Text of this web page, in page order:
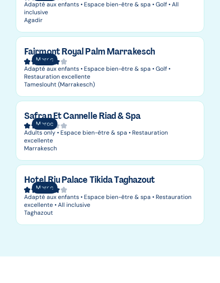
Adapté aux enfants • Espace bien-être & spa • Golf • All
inclusive
Agadir
Maroc
Fairmont Royal Palm Marrakesch
Adapté aux enfants • Espace bien-être & spa • Golf •
Restauration excellente
Tameslouht (Marrakesch)
Maroc
Safran Et Cannelle Riad & Spa
Adults only • Espace bien-être & spa • Restauration
excellente
Marrakesch
Maroc
Hotel Riu Palace Tikida Taghazout
Adapté aux enfants • Espace bien-être & spa • Restauration
excellente • All inclusive
Taghazout